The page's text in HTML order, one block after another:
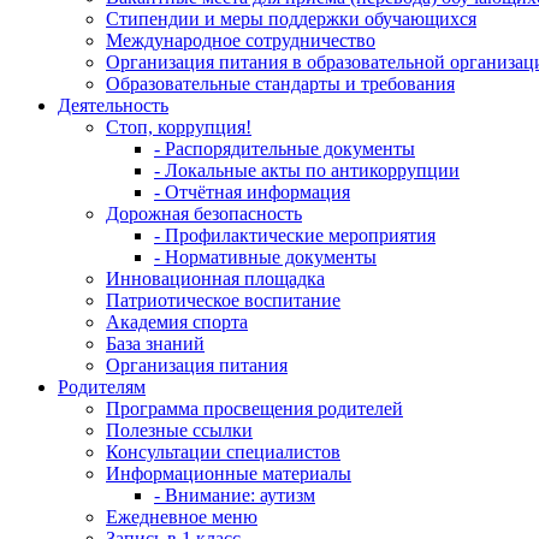
Стипендии и меры поддержки обучающихся
Международное сотрудничество
Организация питания в образовательной
Образовательные стандарты и требования
Деятельность
Стоп, коррупция!
- Распорядительные документы
- Локальные акты по антикоррупции
- Отчётная информация
Дорожная безопасность
- Профилактические мероприятия
- Нормативные документы
Инновационная площадка
Патриотическое воспитание
Академия спорта
База знаний
Организация питания
Родителям
Программа просвещения родителей
Полезные ссылки
Консультации специалистов
Информационные материалы
- Внимание: аутизм
Ежедневное меню